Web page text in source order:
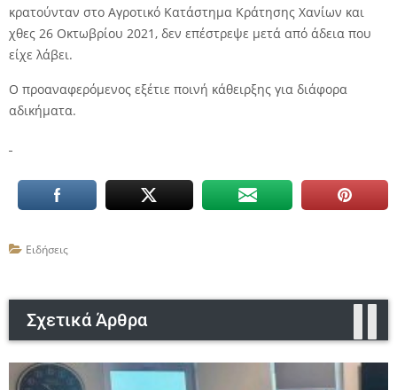
κρατούνταν στο Αγροτικό Κατάστημα Κράτησης Χανίων και
χθες 26 Οκτωβρίου 2021, δεν επέστρεψε μετά από άδεια που
είχε λάβει.
Ο προαναφερόμενος εξέτιε ποινή κάθειρξης για διάφορα
αδικήματα.
Ειδήσεις
Σχετικά Άρθρα